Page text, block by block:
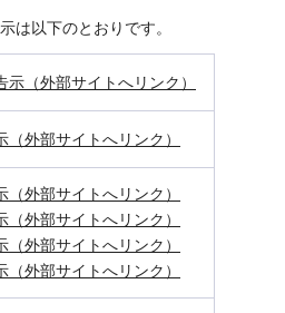
は以下のとおりです。
示（外部サイトへリンク）
（外部サイトへリンク）
（外部サイトへリンク）
（外部サイトへリンク）
（外部サイトへリンク）
（外部サイトへリンク）